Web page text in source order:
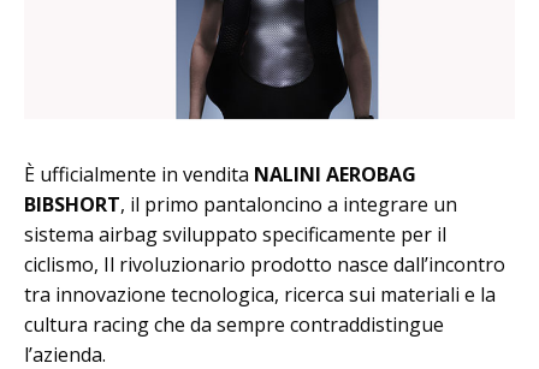
È ufficialmente in vendita NALINI AEROBAG
BIBSHORT, il primo pantaloncino a integrare un
sistema airbag sviluppato specificamente per il
ciclismo, Il rivoluzionario prodotto nasce dall’incontro
tra innovazione tecnologica, ricerca sui materiali e la
cultura racing che da sempre contraddistingue
l’azienda.